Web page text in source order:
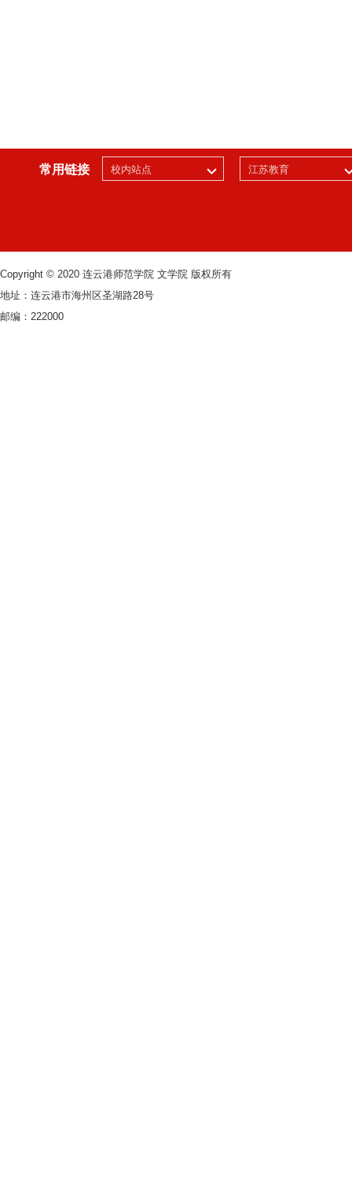
常用链接 校内站点 江苏教育
Copyright © 2020 连云港师范学院 文学院 版权所有
地址：连云港市海州区圣湖路28号
邮编：222000